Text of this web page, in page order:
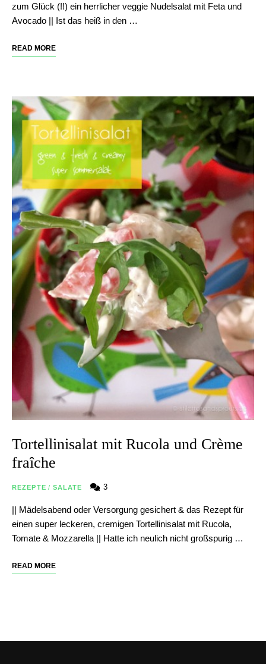
zum Glück (!!) ein herrlicher veggie Nudelsalat mit Feta und
Avocado || Ist das heiß in den …
READ MORE
Tortellinisalat mit Rucola und Crème
fraîche
REZEPTE / SALATE 3
|| Mädelsabend oder Versorgung gesichert & das Rezept für
einen super leckeren, cremigen Tortellinisalat mit Rucola,
Tomate & Mozzarella || Hatte ich neulich nicht großspurig …
READ MORE